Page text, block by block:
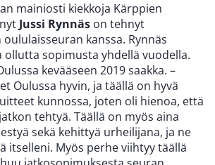
mainiosti kiekkoja Kärppien
Jussi Rynnäs on tehnyt
kanssa. Rynnäs
ollutta sopimusta yhdellä vuodella.
kevääseen 2019 saakka. –
Oulussa hyvin, ja täällä on hyvä
kunnossa, joten oli hienoa, että
tehtyä. Täällä on myös aina
sekä kehittyä urheilijana, ja ne
itselleni. Myös perhe viihtyy täällä